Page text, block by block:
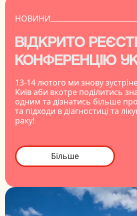
НОВИНИ
ВІДКРИТО
КОНФЕРЕНЦІЮ
13-14 лютого ми знову
Київ аби вкотре поділитись
одним та дізнатись більше
та підходи в діагностиці та
раку!
Більше